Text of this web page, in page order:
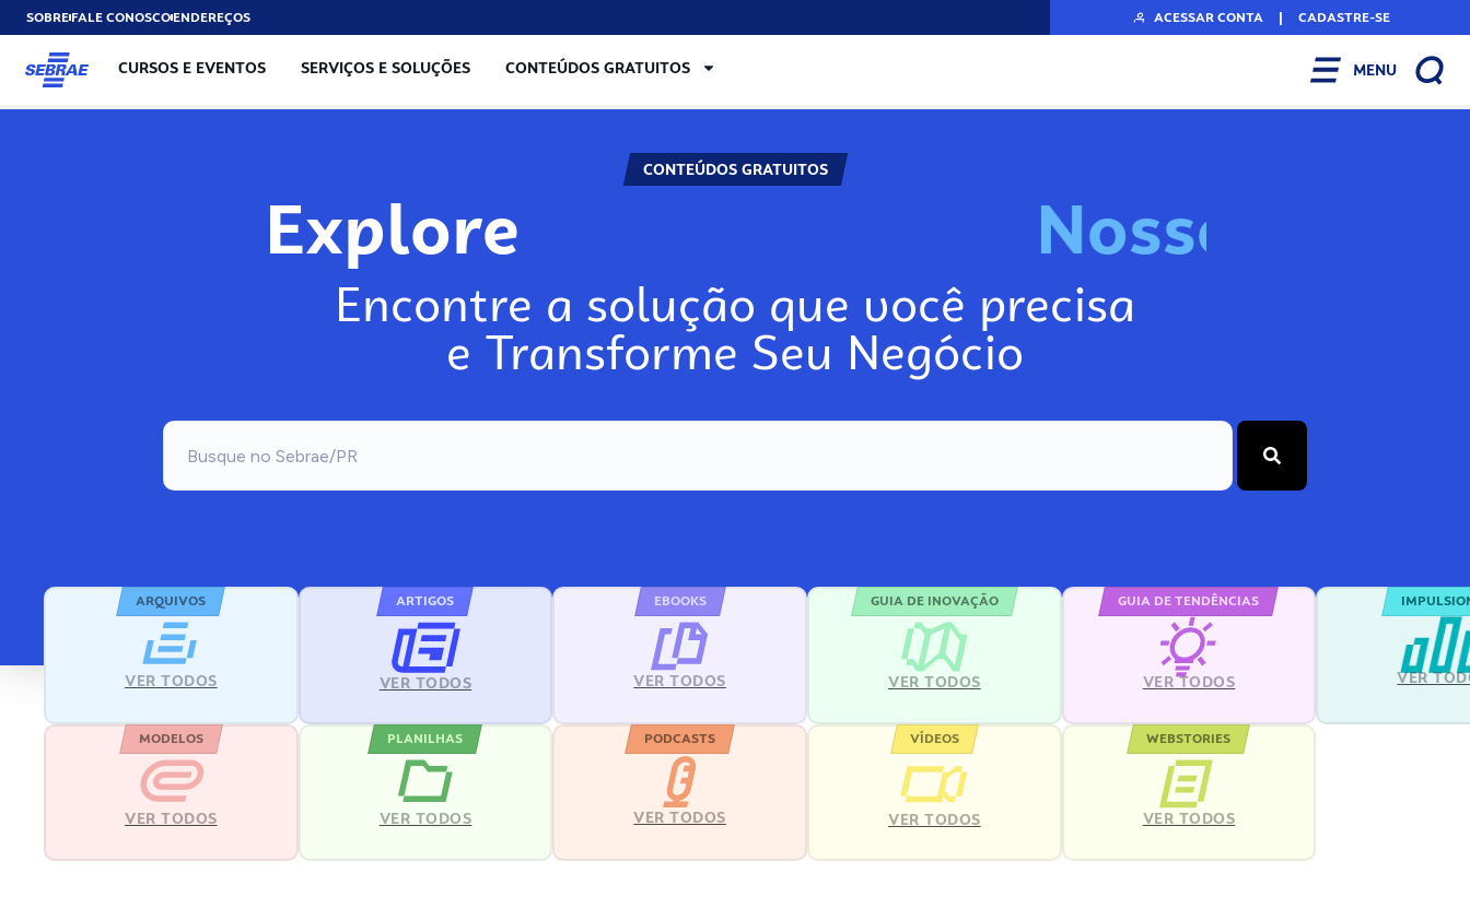
SOBREFALE CONOSCOENDEREÇOS ACESSAR CONTA | CADASTRE-SE
CURSOS E EVENTOS SERVIÇOS E SOLUÇÕES CONTEÚDOS GRATUITOS MENU
CONTEÚDOS GRATUITOS
Explore Nosso
Encontre a solução que você precisa
e Transforme Seu Negócio
ARQUIVOS
VER TODOS
ARTIGOS
VER TODOS
EBOOKS
VER TODOS
GUIA DE INOVAÇÃO
VER TODOS
GUIA DE TENDÊNCIAS
VER TODOS VER
MODELOS
VER TODOS
PLANILHAS
VER TODOS
PODCASTS
VER TODOS
VÍDEOS
VER TODOS
WEBSTORIES
VER TODOS